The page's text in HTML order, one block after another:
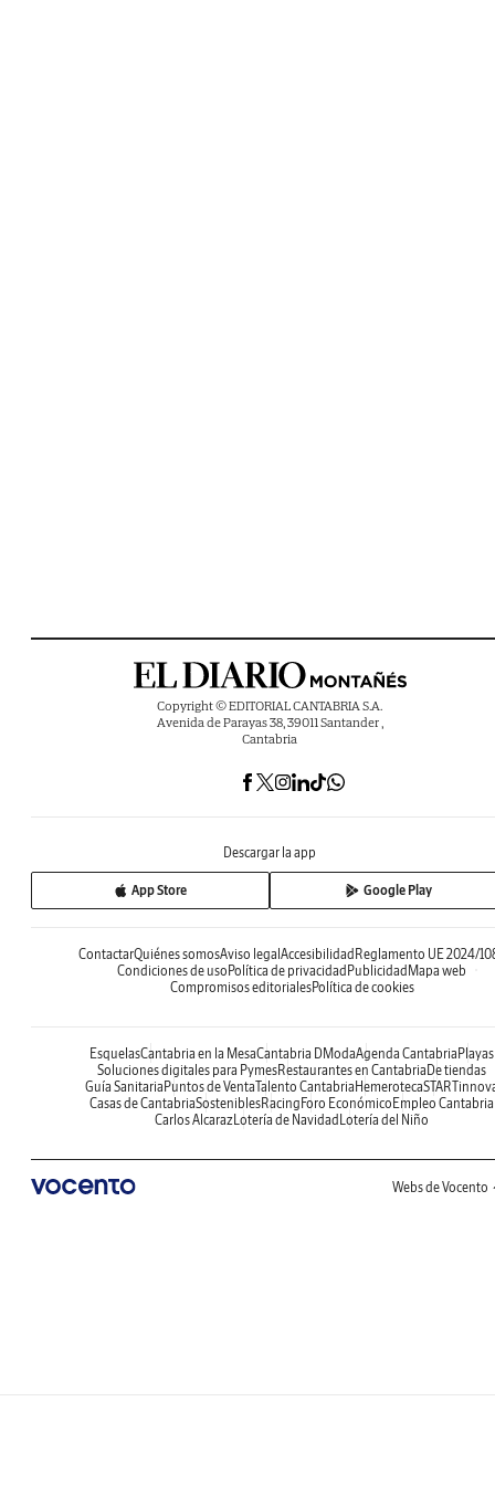
Copyright © EDITORIAL CANTABRIA S.A.
Avenida de Parayas 38, 39011 Santander ,
Cantabria
Descargar la app
App Store Google Play
ContactarQuiénes somosAviso legalAccesibilidadReglamento UE 2024/
Condiciones de usoPolítica de privacidadPublicidadMapa web
Compromisos editorialesPolítica de cookies
EsquelasCantabria en la MesaCantabria DModaAgenda CantabriaPlayas
Soluciones digitales para PymesRestaurantes en CantabriaDe tiendas
Guía SanitariaPuntos de VentaTalento CantabriaHemeroteca
Casas de CantabriaSosteniblesRacingForo EconómicoEmpleo Cantabria
Carlos AlcarazLotería de NavidadLotería del Niño
Webs de Vocento